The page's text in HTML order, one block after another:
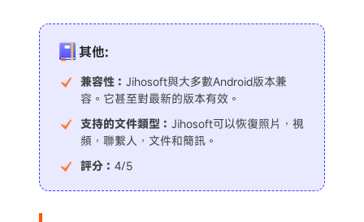
其他:
兼容性： Jihosoft與大多數Android版本兼
容。它甚至對最新的版本有效。
支持的文件類型： Jihosoft可以恢復照片，視
頻，聯繫人，文件和簡訊。
評分： 4/5